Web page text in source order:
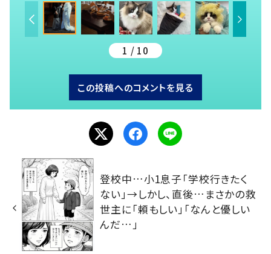
1 / 10
この投稿へのコメントを見る
登校中…小1息子「学校行きたく
ない」→しかし、直後…まさかの救
世主に「頼もしい」「なんと優しい
んだ…」